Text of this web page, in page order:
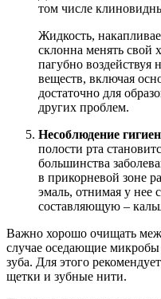
том числе
Жидкость,
склонна менять свой
пагубно воздействуя
веществ, включая
достаточно для
других проблем.
Несоблюдение
полости рта
большинства
в прикорневой зоне
эмаль, отнимая у
составляющую –
Важно хорошо очищать
случае оседающие
зуба. Для этого
щетки и зубные нити.